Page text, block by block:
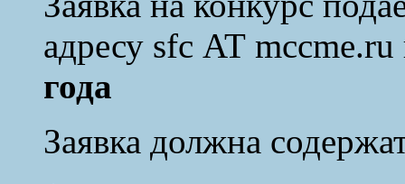
адресу sfc AT
года
Заявка должна